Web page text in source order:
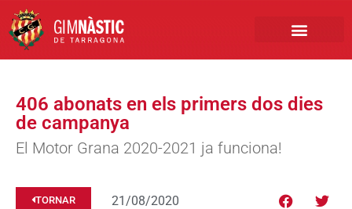
406 abonats en els primers dos dies
de campanya
El Motor Grana 2020-2021 ja funciona!
TORNAR 21/08/2020